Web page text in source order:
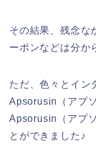
その結果、残念な
ーポンなどは分か
ただ、色々とイン
Apsorusin（アプ
Apsorusin（アプ
とができました♪